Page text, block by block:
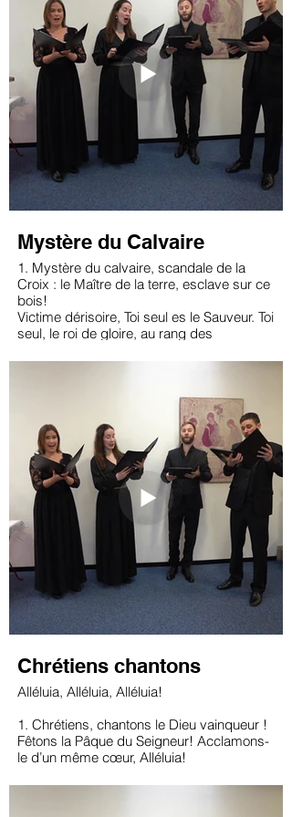
pâtre semble immense sous les vastes
cieux.
3. Il implore dans sa prière le divin berger;
Toi, notre Maître et notre Père, viens nous
protéger,
Prends sous ta garde tous les pâtres et
tous les troupeaux,
Puis tous ceux qui viendront vers l'âtre
chercher du repos.
Mystère du Calvaire
1. Mystère du calvaire, scandale de la
Croix : le Maître de la terre, esclave sur ce
bois!
Victime dérisoire, Toi seul es le Sauveur. Toi
seul, le roi de gloire, au rang des
ce qu’ils font. Tu n’as jugé personne, Tu
Partout des pauvres pleurent, partout on
fait souffrir. Pitié pour ceux qui meurent et
ceux qui font mourir.
3. Afin que vienne l’heure promise à toute
chair,
Seigneur, ta Croix demeure dressée sur
Sommet de notre terre où meurt la mort
vaincue,
Où Dieu se montre père en nous donnant
Jésus.
Chrétiens chantons
Alléluia, Alléluia, Alléluia!
1. Chrétiens, chantons le Dieu vainqueur !
Fêtons la Pâque du Seigneur! Acclamons-
le d’un même cœur, Alléluia!
2. De son tombeau, Jésus surgit. Il nous